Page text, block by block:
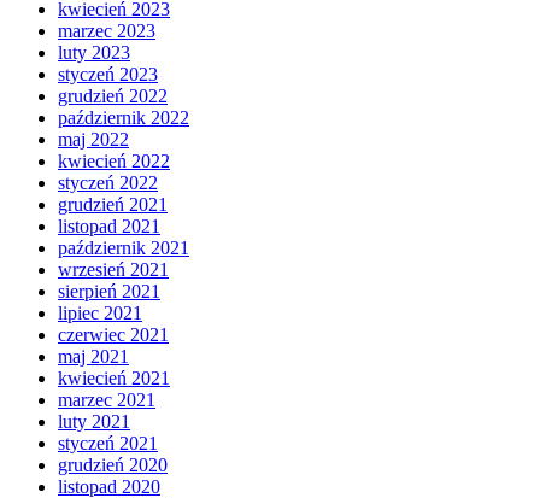
kwiecień 2023
marzec 2023
luty 2023
styczeń 2023
grudzień 2022
październik 2022
maj 2022
kwiecień 2022
styczeń 2022
grudzień 2021
listopad 2021
październik 2021
wrzesień 2021
sierpień 2021
lipiec 2021
czerwiec 2021
maj 2021
kwiecień 2021
marzec 2021
luty 2021
styczeń 2021
grudzień 2020
listopad 2020